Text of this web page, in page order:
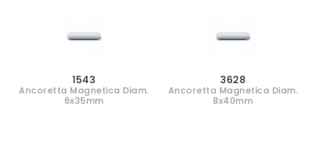
1543
Ancoretta Magnetica Diam.
6x35mm
3628
Ancoretta Magnetica Diam.
8x40mm